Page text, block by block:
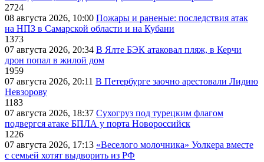
2724
08 августа 2026, 10:00 Пожары и раненые: последствия атак
на НПЗ в Самарской области и на Кубани
1373
07 августа 2026, 20:34 В Ялте БЭК атаковал пляж, в Керчи
дрон попал в жилой дом
1959
07 августа 2026, 20:11 В Петербурге заочно арестовали Лидию
Невзорову
1183
07 августа 2026, 18:37 Сухогруз под турецким флагом
подвергся атаке БПЛА у порта Новороссийск
1226
07 августа 2026, 17:13 «Веселого молочника» Уолкера вместе
с семьей хотят выдворить из РФ